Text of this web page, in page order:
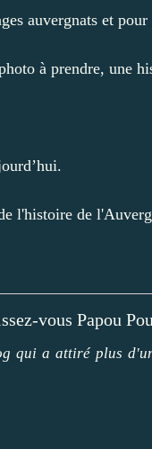
auvergnats et pour
à prendre, une
l'histoire de
qui a attiré plus